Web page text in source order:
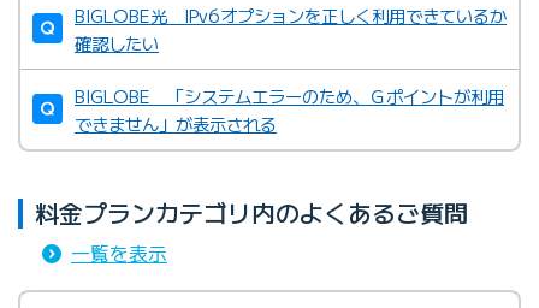
BIGLOBE光 IPv6オプションを正しく利用できているか
確認したい
BIGLOBE 「システムエラーのため、Ｇポイントが利用
できません」が表示される
料金プランカテゴリ内のよくあるご質問
一覧を表示